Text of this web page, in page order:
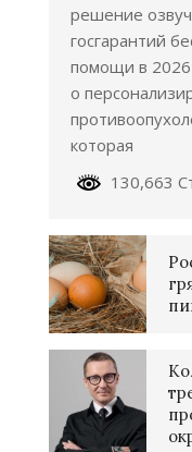
решение
госгарантий
помощи в
о
которая
130,663